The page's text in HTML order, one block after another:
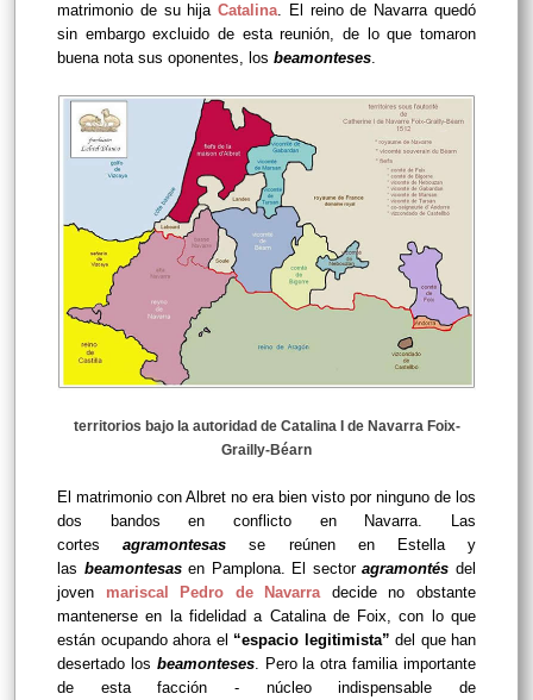
matrimonio de su hijaCatalina. El reino de Navarra quedó
sin embargo excluido de esta reunión, de lo que tomaron
buena nota sus oponentes, los beamonteses.
territorios bajo la autoridad de Catalina I de Navarra Foix-
Grailly-Béarn
El matrimonio con Albret no era bien visto por ninguno de los
dos bandos en conflicto en Navarra. Las
cortesagramontesasse reúnen en Estella y
las beamontesasen Pamplona. El sectoragramontésdel
joven mariscal Pedro de Navarra
decide no obstante
mantenerse en la fidelidad a Catalina de Foix, con lo que
están ocupando ahora el “espacio legitimista” del que han
desertado los beamonteses. Pero la otra familia importante
de esta facción - núcleo indispensable de